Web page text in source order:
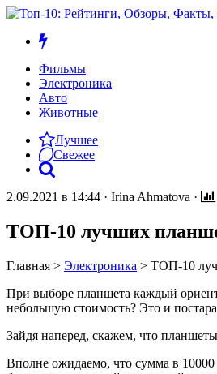
Фильмы
Электроника
Авто
Животные
Лучшее
Свежее
2.09.2021 в 14:44 · Irina Ahmatova ·
ТОП-10 лучших
Главная > Электроника > ТОП-10
При выборе планшета каждый
небольшую стоимость? Это и
Зайдя наперед, скажем, что
Вполне ожидаемо, что сумма в 10000